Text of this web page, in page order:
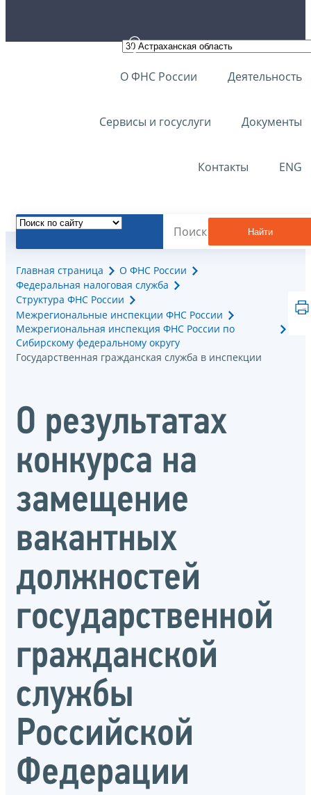
О ФНС России Деятельность
Сервисы и госуслуги Документы
Контакты ENG
Найти
Главная страница
О ФНС России
Федеральная налоговая служба
Структура ФНС России
Межрегиональные инспекции ФНС России
Межрегиональная инспекция ФНС России по
Сибирскому федеральному округу
Государственная гражданская служба в инспекции
О результатах
конкурса на
замещение
вакантных
должностей
государственной
гражданской
службы
Российской
Федерации